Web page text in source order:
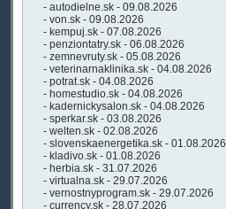
- autodielne.sk - 09.08.2026
- von.sk - 09.08.2026
- kempuj.sk - 07.08.2026
- penziontatry.sk - 06.08.2026
- zemnevruty.sk - 05.08.2026
- veterinarnaklinika.sk - 04.08.2026
- potrat.sk - 04.08.2026
- homestudio.sk - 04.08.2026
- kadernickysalon.sk - 04.08.2026
- sperkar.sk - 03.08.2026
- welten.sk - 02.08.2026
- slovenskaenergetika.sk - 01.08.2026
- kladivo.sk - 01.08.2026
- herbia.sk - 31.07.2026
- virtualna.sk - 29.07.2026
- vernostnyprogram.sk - 29.07.2026
- currency.sk - 28.07.2026